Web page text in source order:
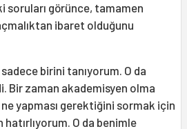
soruları görünce, tamamen
ibaret olduğunu
birini tanıyorum. O da
Bir zaman akademisyen olma
yapması gerektiğini sormak için
hatırlıyorum. O da benimle